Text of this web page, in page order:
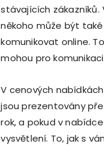
stávajících
někoho může být
komunikovat online.
mohou pro
V cenových
jsou prezentovány
rok, a pokud v
vysvětlení. To, jak s